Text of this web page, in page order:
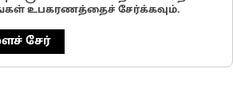
உபகரணத்தைச் சேர்க்கவும்.
சேர்